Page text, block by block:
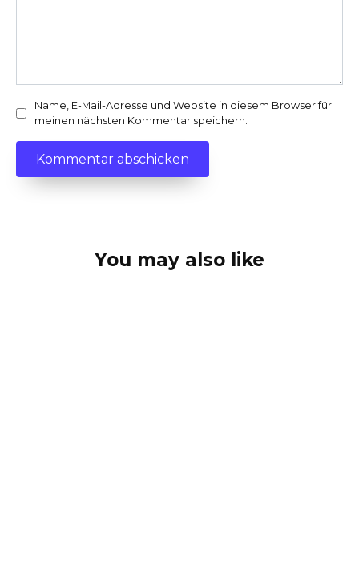
Name, E-Mail-Adresse und Website in diesem Browser für
meinen nächsten Kommentar speichern.
You may also like